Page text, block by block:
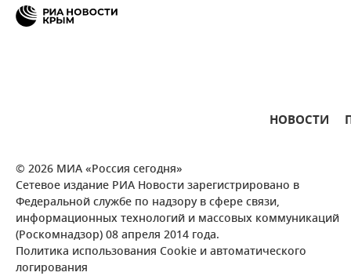
НОВОСТИ
© 2026 МИА «Россия сегодня»
Сетевое издание РИА Новости зарегистрировано в
Федеральной службе по надзору в сфере связи,
информационных технологий и массовых коммуникаций
(Роскомнадзор) 08 апреля 2014 года.
Политика использования Cookie и автоматического
логирования